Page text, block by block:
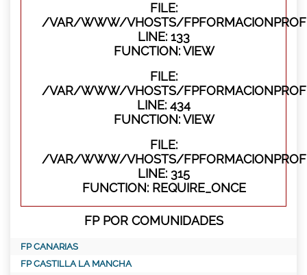
FILE:
/VAR/WWW/VHOSTS/
LINE: 133
FUNCTION: VIEW
FILE:
/VAR/WWW/VHOSTS/
LINE: 434
FUNCTION: VIEW
FILE:
/VAR/WWW/VHOSTS/
LINE: 315
FUNCTION: REQUIRE_ONCE
FP POR COMUNIDADES
FP CANARIAS
FP CASTILLA LA MANCHA